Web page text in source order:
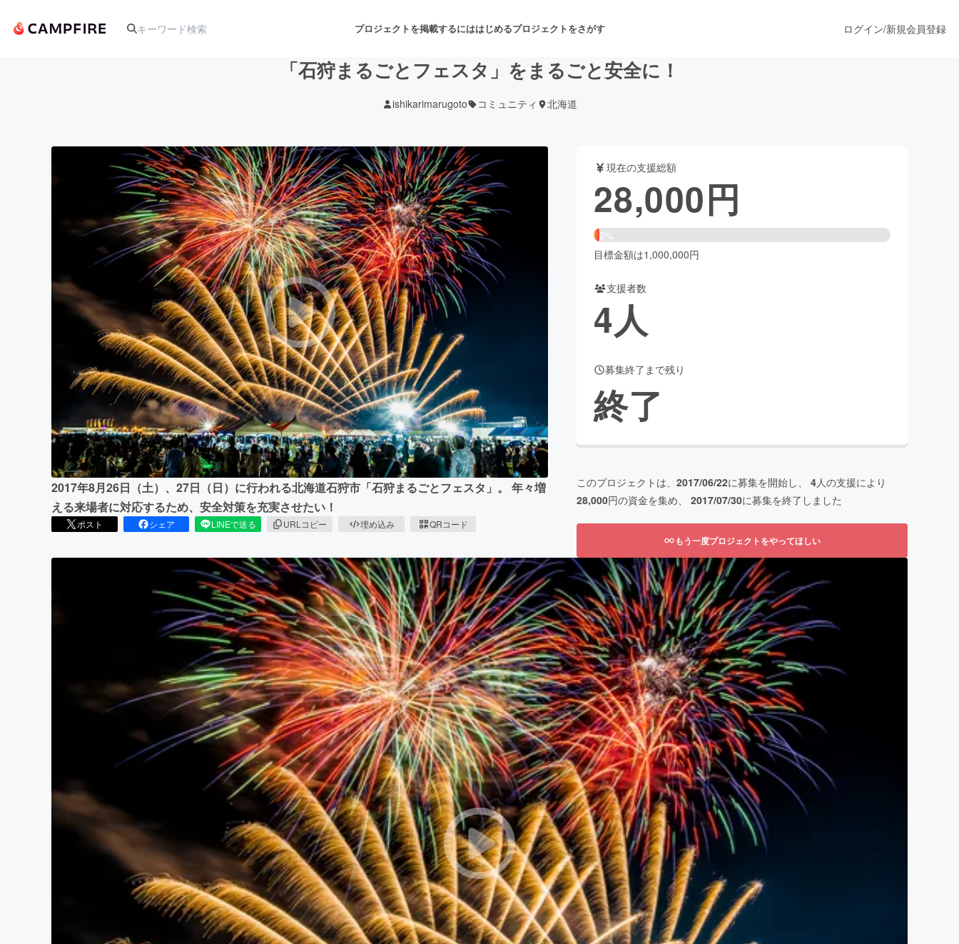
プロジェクトを掲載するにははじめるプロジェクトをさがす
アート・写真 音楽 舞台・パフォーマンス
テクノロジー・ガジェット ゲーム・サービス開発 フード・飲食店 ファッション
映像・映画 書籍・雑誌出版
ビジネス・起業 チャレンジ ビューティー・ヘルスケア
まちづくり・地域活性化
CAMPFIRE for Social Good
CAMPFIREふるさと納税
ログイン/新規会員登録
「石狩まるごとフェスタ」をまるごと安全に！
ishikarimarugoto コミュニティ 北海道
2017年8月26日（土）、27日（日）に行われる北海道石狩市「石狩まるごとフェスタ」。 年々増
える来場者に対応するため、安全対策を充実させたい！
ポスト シェア LINEで送る URLコピー 埋め込み QRコード
現在の支援総額
28,000円
2%
目標金額は1,000,000円
支援者数
4人
募集終了まで残り
終了
このプロジェクトは、 2017/06/22に募集を開始し、 4人の支援により
28,000円の資金を集め、 2017/07/30に募集を終了しました
もう一度プロジェクトをやってほしい